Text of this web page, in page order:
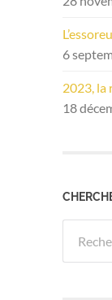
6
2023, la
18